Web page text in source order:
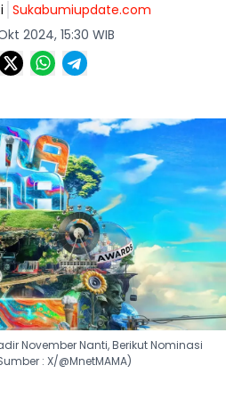
Sukabumiupdate.com
2024, 15:30 WIB
November Nanti, Berikut Nominasi
: X/@MnetMAMA)